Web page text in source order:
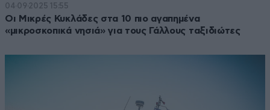
04·09·2025 15:55
Οι Μικρές Κυκλάδες στα 10 πιο αγαπημένα
«μικροσκοπικά νησιά» για τους Γάλλους ταξιδιώτες